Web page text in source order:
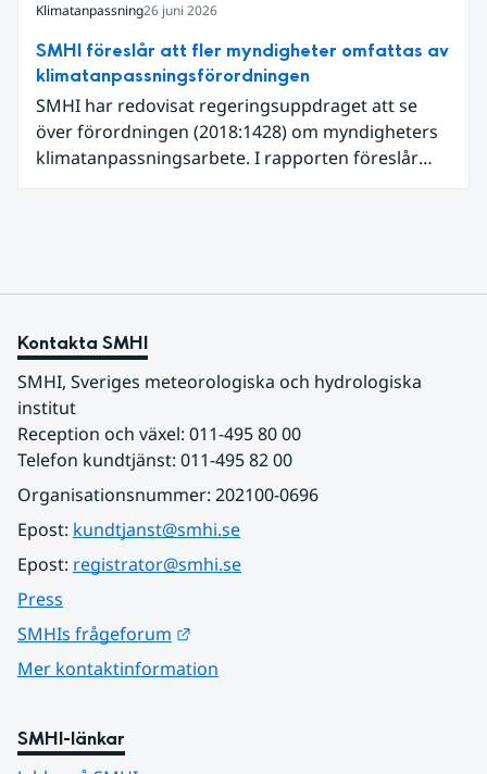
Klimatanpassning26 juni 2026
SMHI föreslår att fler myndigheter omfattas av
klimatanpassningsförordningen
SMHI har redovisat regeringsuppdraget att se
över förordningen (2018:1428) om myndigheters
klimatanpassningsarbete. I rapporten föreslår
Kontakta SMHI
SMHI, Sveriges meteorologiska och hydrologiska
institut
Reception och växel: 011-495 80 00
Telefon kundtjänst: 011-495 82 00
Organisationsnummer: 202100-0696
Epost: kundtjanst@smhi.se
Epost: registrator@smhi.se
Press
SMHIs frågeforum
Mer kontaktinformation
SMHI-länkar